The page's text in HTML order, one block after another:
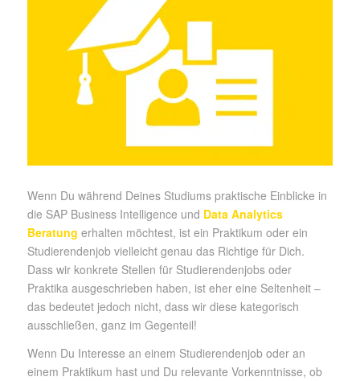
Wenn Du während Deines Studiums praktische Einblicke in
die SAP Business Intelligence und Data Analytics
Beratung erhalten möchtest, ist ein Praktikum oder ein
Studierendenjob vielleicht genau das Richtige für Dich.
Dass wir konkrete Stellen für Studierendenjobs oder
Praktika ausgeschrieben haben, ist eher eine Seltenheit –
das bedeutet jedoch nicht, dass wir diese kategorisch
ausschließen, ganz im Gegenteil!
Wenn Du Interesse an einem Studierendenjob oder an
einem Praktikum hast und Du relevante Vorkenntnisse, ob